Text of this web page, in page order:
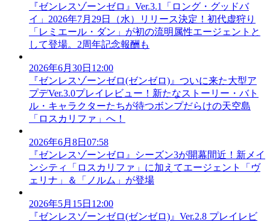
『ゼンレスゾーンゼロ』Ver.3.1「ロング・グッドバ
イ」2026年7月29日（水）リリース決定！初代虚狩り
「レミエール・ダン」が初の流明属性エージェントと
して登場。2周年記念報酬も
2026年6月30日12:00
『ゼンレスゾーンゼロ(ゼンゼロ)』ついに来た大型ア
プデVer.3.0プレイレビュー！新たなストーリー・バト
ル・キャラクターたちが待つボンプだらけの天空島
「ロスカリファ」へ！
2026年6月8日07:58
『ゼンレスゾーンゼロ』シーズン3が開幕間近！新メイ
ンシティ「ロスカリファ」に加えてエージェント「ヴ
ェリナ」＆「ノルム」が登場
2026年5月15日12:00
『ゼンレスゾーンゼロ(ゼンゼロ)』Ver.2.8 プレイレビ